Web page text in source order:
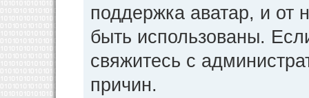
поддержка аватар, и от
быть использованы.
свяжитесь с
причин.